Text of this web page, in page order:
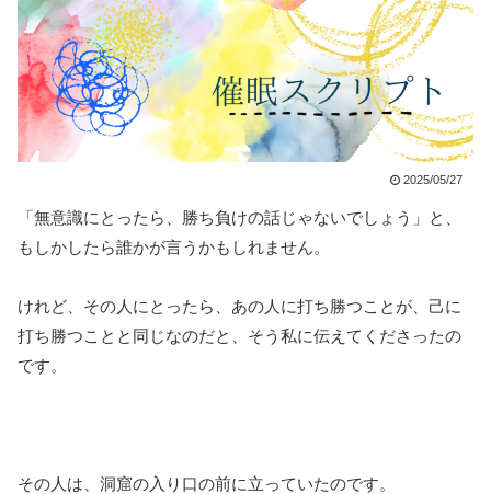
2025/05/27
「無意識にとったら、勝ち負けの話じゃないでしょう」と、
もしかしたら誰かが言うかもしれません。
けれど、その人にとったら、あの人に打ち勝つことが、己に
打ち勝つことと同じなのだと、そう私に伝えてくださったの
です。
その人は、洞窟の入り口の前に立っていたのです。